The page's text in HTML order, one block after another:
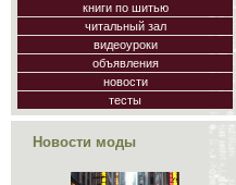
книги по шитью
читальный зал
видеоуроки
объявления
новости
тесты
Новости моды